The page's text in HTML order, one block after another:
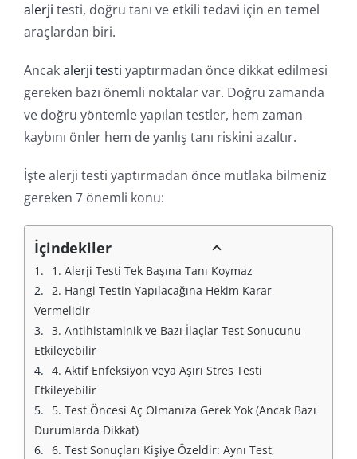
alerji testi, doğru tanı ve etkili tedavi için en temel
araçlardan biri.
Ancakalerji testi yaptırmadan önce dikkat edilmesi
gereken bazı önemli noktalar var. Doğru zamanda
ve doğru yöntemle yapılan testler, hem zaman
kaybını önler hem de yanlış tanı riskini azaltır.
İşte alerji testi yaptırmadan önce mutlaka bilmeniz
gereken 7 önemli konu:
İçindekiler
1. Alerji Testi Tek Başına Tanı Koymaz
2. Hangi Testin Yapılacağına Hekim Karar
Vermelidir
3. Antihistaminik ve Bazı İlaçlar Test Sonucunu
Etkileyebilir
4. Aktif Enfeksiyon veya Aşırı Stres Testi
Etkileyebilir
5. Test Öncesi Aç Olmanıza Gerek Yok (Ancak Bazı
Durumlarda Dikkat)
6. Test Sonuçları Kişiye Özeldir: Aynı Test,